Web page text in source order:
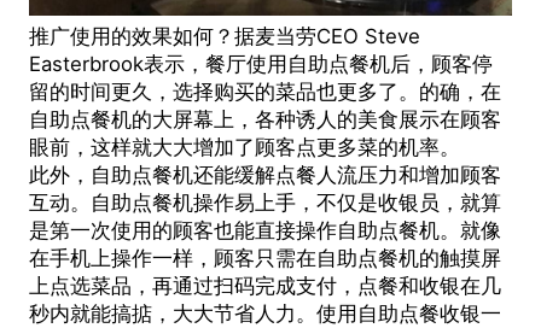
推广使用的效果如何？据麦当劳CEO Steve
Easterbrook表示，餐厅使用自助点餐机后，顾客停
留的时间更久，选择购买的菜品也更多了。的确，在
自助点餐机的大屏幕上，各种诱人的美食展示在顾客
眼前，这样就大大增加了顾客点更多菜的机率。
此外，自助点餐机还能缓解点餐人流压力和增加顾客
互动。自助点餐机操作易上手，不仅是收银员，就算
是第一次使用的顾客也能直接操作自助点餐机。就像
在手机上操作一样，顾客只需在自助点餐机的触摸屏
上点选菜品，再通过扫码完成支付，点餐和收银在几
秒内就能搞掂，大大节省人力。使用自助点餐收银一